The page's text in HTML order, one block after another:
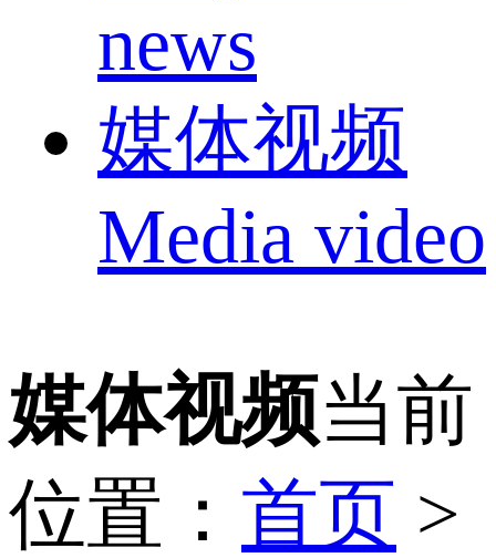
news
媒体视频
Media video
媒体视频当前
位置： 首页 >